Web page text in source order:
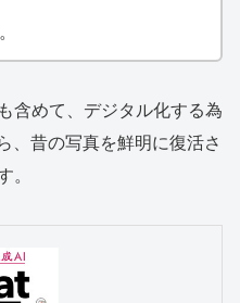
含めて、デジタル化する為
、昔の写真を鮮明に復活さ
。